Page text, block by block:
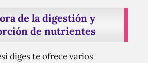
de la digestión y
de nutrientes
diges te ofrece varios